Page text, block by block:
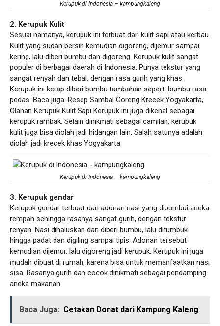
Kerupuk di Indonesia – kampungkaleng
2. Kerupuk Kulit
Sesuai namanya, kerupuk ini terbuat dari kulit sapi atau kerbau.
Kulit yang sudah bersih kemudian digoreng, dijemur sampai
kering, lalu diberi bumbu dan digoreng. Kerupuk kulit sangat
populer di berbagai daerah di Indonesia. Punya tekstur yang
sangat renyah dan tebal, dengan rasa gurih yang khas.
Kerupuk ini kerap diberi bumbu tambahan seperti bumbu rasa
pedas. Baca juga: Resep Sambal Goreng Krecek Yogyakarta,
Olahan Kerupuk Kulit Sapi Kerupuk ini juga dikenal sebagai
kerupuk rambak. Selain dinikmati sebagai camilan, kerupuk
kulit juga bisa diolah jadi hidangan lain. Salah satunya adalah
diolah jadi krecek khas Yogyakarta.
Kerupuk di Indonesia – kampungkaleng
3. Kerupuk gendar
Kerupuk gendar terbuat dari adonan nasi yang dibumbui aneka
rempah sehingga rasanya sangat gurih, dengan tekstur
renyah. Nasi dihaluskan dan diberi bumbu, lalu ditumbuk
hingga padat dan digiling sampai tipis. Adonan tersebut
kemudian dijemur, lalu digoreng jadi kerupuk. Kerupuk ini juga
mudah dibuat di rumah, karena bisa untuk memanfaatkan nasi
sisa. Rasanya gurih dan cocok dinikmati sebagai pendamping
aneka makanan.
Baca Juga: Cetakan Donat dari Kampung Kaleng